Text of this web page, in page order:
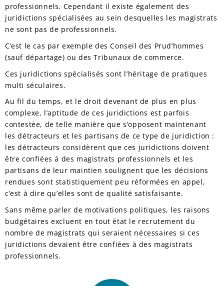
professionnels. Cependant il existe également des
juridictions spécialisées au sein desquelles les magistrats
ne sont pas de professionnels.
C’est le cas par exemple des Conseil des Prud’hommes
(sauf départage) ou des Tribunaux de commerce.
Ces juridictions spécialisés sont l’héritage de pratiques
multi séculaires.
Au fil du temps, et le droit devenant de plus en plus
complexe, l’aptitude de ces juridictions est parfois
contestée, de telle manière que s’opposent maintenant
les détracteurs et les partisans de ce type de juridiction :
les détracteurs considèrent que ces juridictions doivent
être confiées à des magistrats professionnels et les
partisans de leur maintien soulignent que les décisions
rendues sont statistiquement peu réformées en appel,
c’est à dire qu’elles sont de qualité satisfaisante.
Sans même parler de motivations politiques, les raisons
budgétaires excluent en tout état le recrutement du
nombre de magistrats qui seraient nécessaires si ces
juridictions devaient être confiées à des magistrats
professionnels.